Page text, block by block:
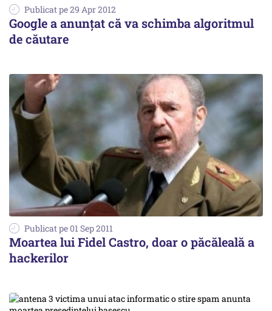
Publicat pe 29 Apr 2012
Google a anunțat că va schimba algoritmul
de căutare
Publicat pe 01 Sep 2011
Moartea lui Fidel Castro, doar o păcăleală a
hackerilor